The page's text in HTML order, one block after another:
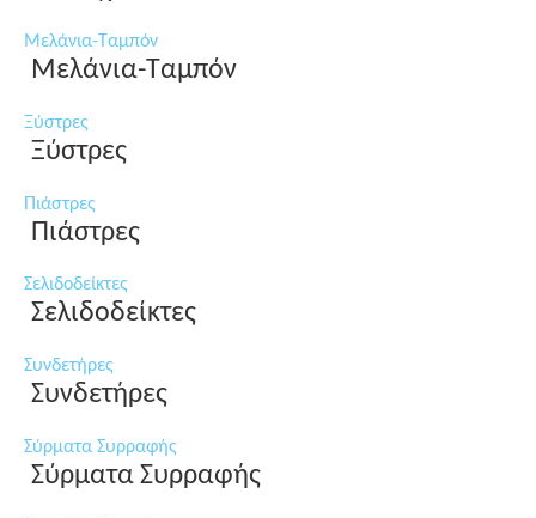
Μελάνια-Ταμπόν
Μελάνια-Ταμπόν
Ξύστρες
Ξύστρες
Πιάστρες
Πιάστρες
Σελιδοδείκτες
Σελιδοδείκτες
Συνδετήρες
Συνδετήρες
Σύρματα Συρραφής
Σύρματα Συρραφής